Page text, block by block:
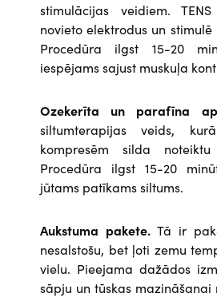
stimulācijas veidiem.
novieto elektrodus un stimulē
Procedūra ilgst 15-20
iespējams sajust muskuļa
Ozekerīta un parafīna
siltumterapijas veids,
kompresēm silda
Procedūra ilgst 15-20
jūtams patīkams siltums.
Aukstuma pakete.Tā ir
nesalstošu, bet ļoti zemu
vielu. Pieejama dažādos
sāpju un tūskas